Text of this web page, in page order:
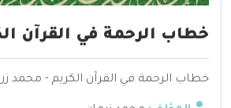
خطاب الرحمة في القرآن
خطاب الرحمة في القرآن الكريم - محمد